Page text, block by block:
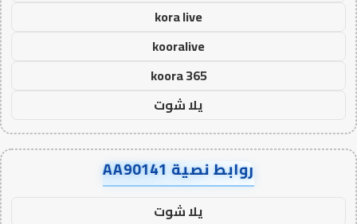
kora live
kooralive
koora 365
يلا شوت
روابط نصية AA90141
يلا شوت